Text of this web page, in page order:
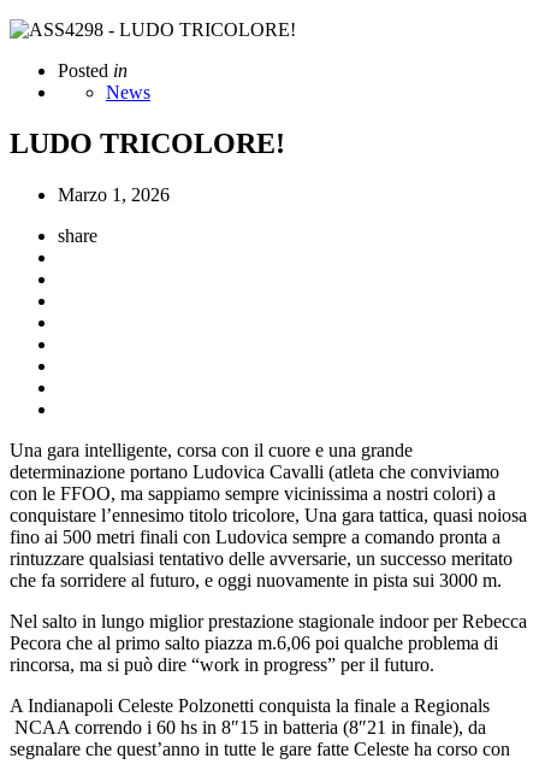
Posted in
News
LUDO TRICOLORE!
Marzo 1, 2026
share
Una gara intelligente, corsa con il cuore e una grande
determinazione portano Ludovica Cavalli (atleta che conviviamo
con le FFOO, ma sappiamo sempre vicinissima a nostri colori) a
conquistare l’ennesimo titolo tricolore, Una gara tattica, quasi noiosa
fino ai 500 metri finali con Ludovica sempre a comando pronta a
rintuzzare qualsiasi tentativo delle avversarie, un successo meritato
che fa sorridere al futuro, e oggi nuovamente in pista sui 3000 m.
Nel salto in lungo miglior prestazione stagionale indoor per Rebecca
Pecora che al primo salto piazza m.6,06 poi qualche problema di
rincorsa, ma si può dire “work in progress” per il futuro.
A Indianapoli Celeste Polzonetti conquista la finale a Regionals
NCAA correndo i 60 hs in 8″15 in batteria (8″21 in finale), da
segnalare che quest’anno in tutte le gare fatte Celeste ha corso con